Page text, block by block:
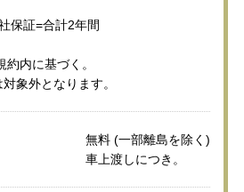
保証=合計2年間
内に基づく。
象外となります。
無料 (一部離島を除く)
車上渡しにつき。